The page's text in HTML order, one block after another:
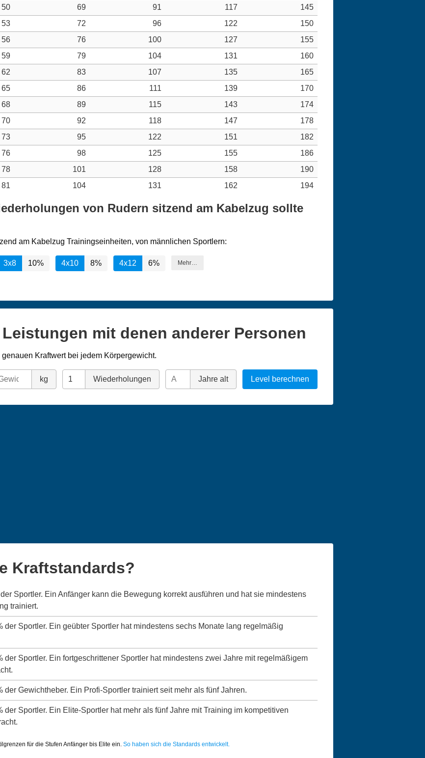
50 69 91 117
145
53 72 96 122
150
56 76 100 127
155
59 79 104 131
160
62 83 107 135
165
65 86 111 139
170
68 89 115 143
174
70 92 118 147
178
73 95 122 151
182
76 98 125 155
186
78 101 128 158
190
81 104 131 162 194
von Rudern sitzend am Kabelzug sollte
am Kabelzug Trainingseinheiten, von männlichen Sportlern:
3x8 10% 4x10 8% 4x12 6% Mehr…
mit denen anderer Personen
Kraftwert bei jedem Körpergewicht.
kg Wiederholungen Jahre alt Level berechnen
Kraftstandards?
Sportler. Ein Anfänger kann die Bewegung korrekt ausführen und hat sie mindestens
trainiert.
der Sportler. Ein geübter Sportler hat mindestens sechs Monate lang regelmäßig
der Sportler. Ein fortgeschrittener Sportler hat mindestens zwei Jahre mit regelmäßigem
der Gewichtheber. Ein Profi-Sportler trainiert seit mehr als fünf Jahren.
der Sportler. Ein Elite-Sportler hat mehr als fünf Jahre mit Training im kompetitiven
für die Stufen Anfänger bis Elite ein. So haben sich die Standards entwickelt.